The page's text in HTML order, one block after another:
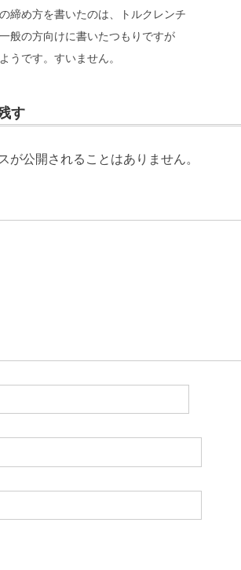
締め方を書いたのは、トルクレンチ
般の方向けに書いたつもりですが
うです。すいません。
す
が公開されることはありません。